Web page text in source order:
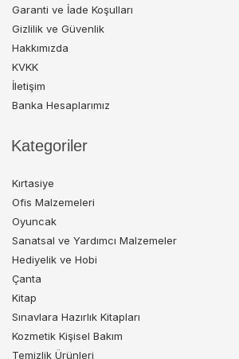
Garanti ve İade Koşulları
Gizlilik ve Güvenlik
Hakkımızda
KVKK
İletişim
Banka Hesaplarımız
Kategoriler
Kırtasiye
Ofis Malzemeleri
Oyuncak
Sanatsal ve Yardımcı Malzemeler
Hediyelik ve Hobi
Çanta
Kitap
Sınavlara Hazırlık Kitapları
Kozmetik Kişisel Bakım
Temizlik Ürünleri